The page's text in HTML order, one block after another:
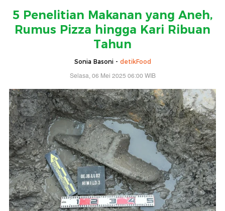
5 Penelitian Makanan yang Aneh,
Rumus Pizza hingga Kari Ribuan
Tahun
Sonia Basoni - detikFood
Selasa, 06 Mei 2025 06:00 WIB